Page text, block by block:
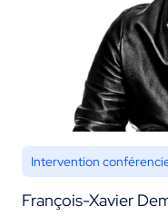
Intervention
François-Xavier